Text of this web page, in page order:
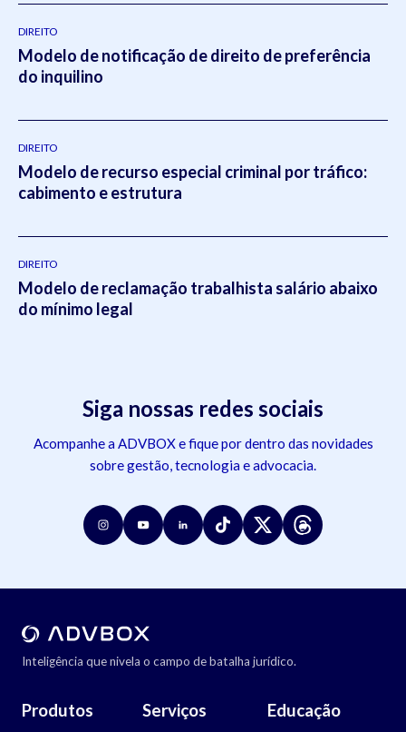
DIREITO
Modelo de notificação de direito de preferência
do inquilino
DIREITO
Modelo de recurso especial criminal por tráfico:
cabimento e estrutura
DIREITO
Modelo de reclamação trabalhista salário abaixo
do mínimo legal
Siga nossas redes sociais
Acompanhe a ADVBOX e fique por dentro das novidades
sobre gestão, tecnologia e advocacia.
Inteligência que nivela o campo de batalha jurídico.
Produtos Serviços Educação